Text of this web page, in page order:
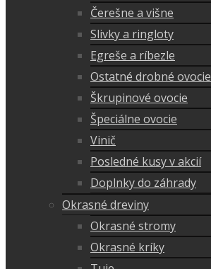
Čerešne a višne
Slivky a ringloty
Egreše a ríbezle
Ostatné drobné ovocie
Škrupinové ovocie
Špeciálne ovocie
Vinič
Posledné kusy v akcií
Doplnky do záhrady
Okrasné dreviny
Okrasné stromy
Okrasné kríky